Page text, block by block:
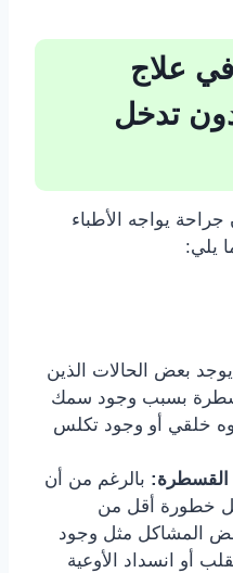
في علاج
تدخل
يواجه الأطباء
يلي:
يوجد بعض الحالات الذين
بسبب وجود سمك
خلقي أو وجود تكلس
القسطرة: بالرغم من أن
خطورة أقل من
المشاكل مثل وجود
أو انسداد الأوعية